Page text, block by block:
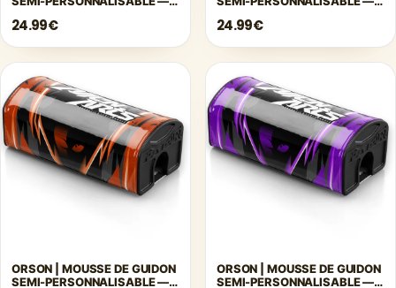
24.99€ 24.99€
ORSON | MOUSSE DE GUIDON
SEMI-PERSONNALISABLE —
ORSON | MOUSSE DE GUIDON
SEMI-PERSONNALISABLE —